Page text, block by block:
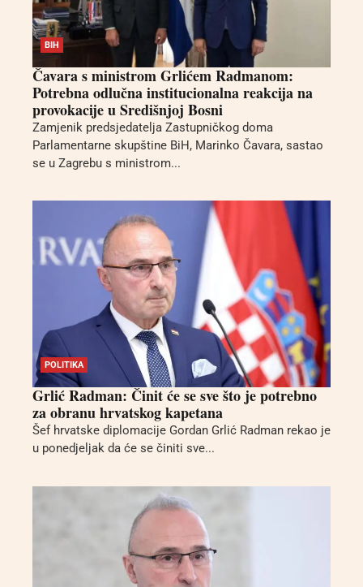
BIH
Čavara s ministrom Grlićem Radmanom:
Potrebna odlučna institucionalna reakcija na
provokacije u Središnjoj Bosni
Zamjenik predsjedatelja Zastupničkog doma
Parlamentarne skupštine BiH, Marinko Čavara, sastao
se u Zagrebu s ministrom...
POLITIKA
Grlić Radman: Činit će se sve što je potrebno
za obranu hrvatskog kapetana
Šef hrvatske diplomacije Gordan Grlić Radman rekao je
u ponedjeljak da će se činiti sve...